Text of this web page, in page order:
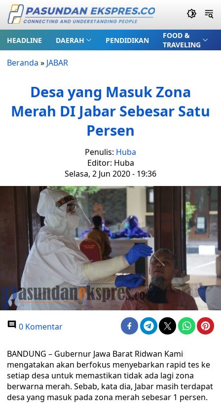
HEADLINE DAERAH PENDIDIKAN
FOOD &
TRAVELING
Beranda » JABAR
Desa yang Masuk Zona
Merah DI Jabar Sebesar Satu
Persen
Penulis: Huba
Editor: Huba
Selasa, 2 Jun 2020 - 19:36
0 Komentar
BANDUNG – Gubernur Jawa Barat Ridwan Kami
mengatakan akan berfokus menyebarkan rapid tes ke
setiap desa untuk memastikan tidak ada lagi zona
berwarna merah. Sebab, kata dia, Jabar masih terdapat
desa yang masuk pada zona merah sebesar 1 persen.